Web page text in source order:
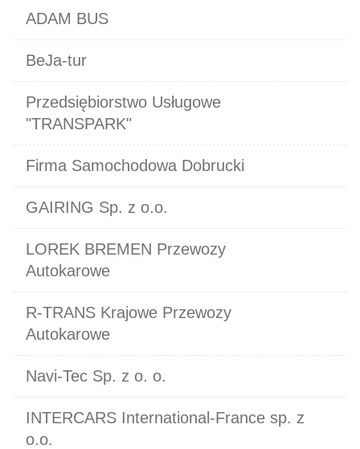
ADAM BUS
BeJa-tur
Przedsiębiorstwo Usługowe
"TRANSPARK"
Firma Samochodowa Dobrucki
GAIRING Sp. z o.o.
LOREK BREMEN Przewozy
Autokarowe
R-TRANS Krajowe Przewozy
Autokarowe
Navi-Tec Sp. z o. o.
INTERCARS International-France sp. z
o.o.